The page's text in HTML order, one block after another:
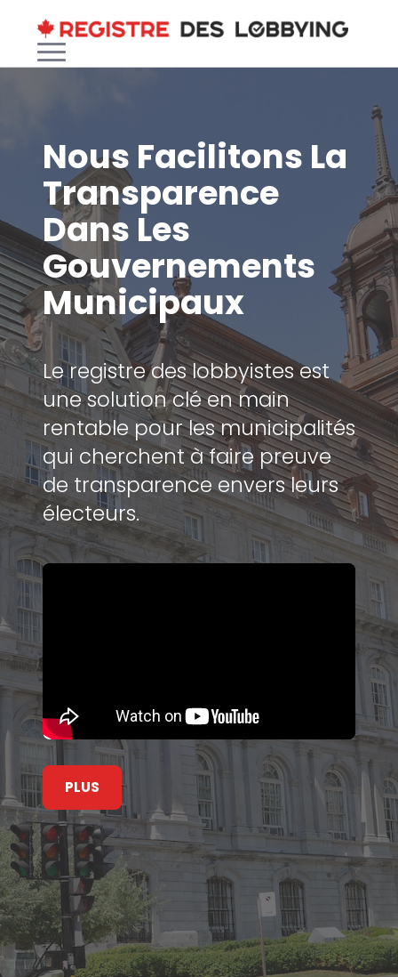
Nous Facilitons La
Transparence
Dans Les
Gouvernements
Municipaux
Le registre des lobbyistes est
une solution clé en main
rentable pour les municipalités
qui cherchent à faire preuve
de transparence envers leurs
électeurs.
PLUS